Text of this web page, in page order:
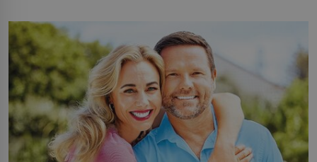
můžete obohatit své rituály a přinést do svého života
větší harmonii a klid. Je důležité